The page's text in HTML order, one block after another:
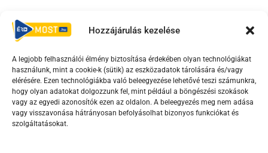
Hozzájárulás kezelése
A legjobb felhasználói élmény biztosítása érdekében olyan technológiákat
használunk, mint a cookie-k (sütik) az eszközadatok tárolására és/vagy
elérésére. Ezen technológiákba való beleegyezése lehetővé teszi számunkra,
hogy olyan adatokat dolgozzunk fel, mint például a böngészési szokások
vagy az egyedi azonosítók ezen az oldalon. A beleegyezés meg nem adása
vagy visszavonása hátrányosan befolyásolhat bizonyos funkciókat és
szolgáltatásokat.
Irányelvek
F
a
c
e
b
Y
o
u
t
u
T
i
k
t